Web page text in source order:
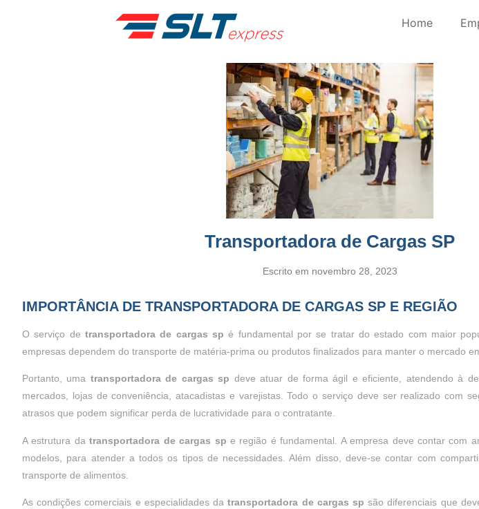
Home
Transportadora de Cargas SP
Escrito em novembro 28, 2023
IMPORTÂNCIA DE TRANSPORTADORA DE CARGAS SP E REGIÃO
O serviço de transportadora de cargas sp é fundamental por se tratar do estado com maior
empresas dependem do transporte de matéria-prima ou produtos finalizados para manter o mercado
Portanto, uma transportadora de cargas sp deve atuar de forma ágil e eficiente, atendendo à
mercados, lojas de conveniência, atacadistas e varejistas. Todo o serviço deve ser realizado com
atrasos que podem significar perda de lucratividade para o contratante.
A estrutura datransportadora de cargas sp e região é fundamental. A empresa deve contar com
modelos, para atender a todos os tipos de necessidades. Além disso, deve-se contar com
transporte de alimentos.
As condições comerciais e especialidades datransportadora de cargas sp são diferenciais que